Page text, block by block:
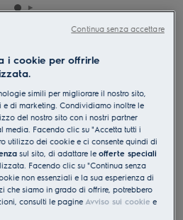
porta fissa
EU Product Fiche
CHF 2’750.00
i cookie per offrirle
simili per migliorare il nostro sito,
di marketing. Condividiamo inoltre le
del nostro sito con i nostri partner
Facendo clic su "Accetta tutti i
utilizzo dei cookie e ci consente quindi di
sul sito, di adattare leofferte speciali
Facendo clic su "Continua senza
non essenziali e la sua esperienza di
che siamo in grado di offrire, potrebbero
consulti le pagineAvviso sui cookie e
Continua senza accettare